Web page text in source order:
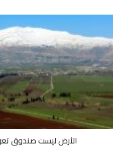
الأرض ليست صندوق